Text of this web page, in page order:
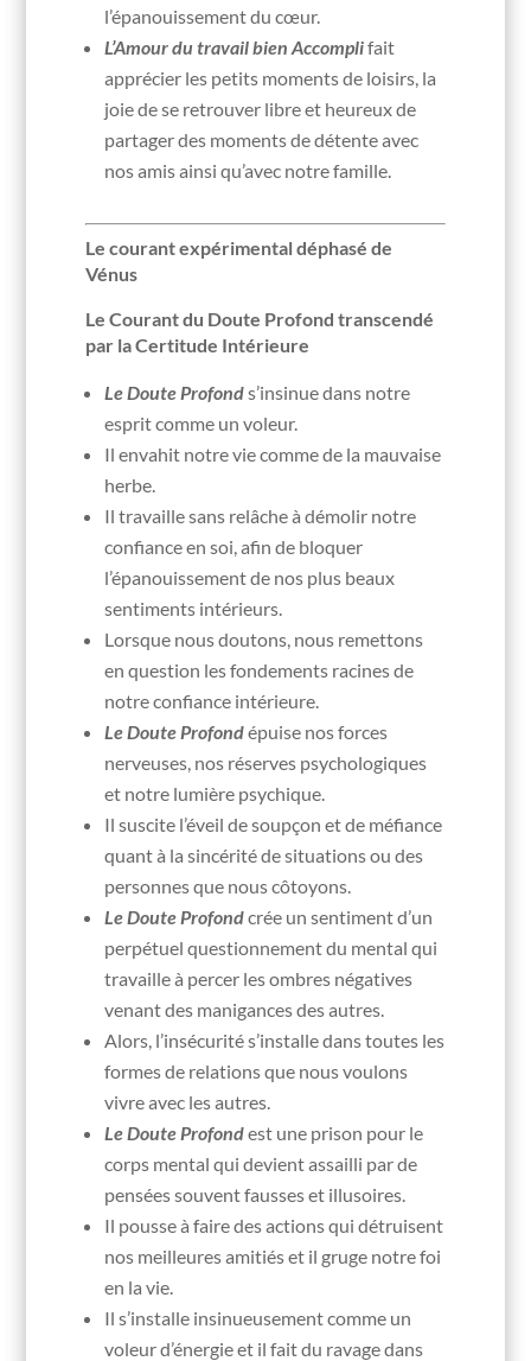
l’épanouissement du cœur.
L’Amour du travail bien Accomplifait
apprécier les petits moments de loisirs, la
joie de se retrouver libre et heureux de
partager des moments de détente avec
nos amis ainsi qu’avec notre famille.
Le courant expérimental déphasé de
Vénus
Le Courant du Doute Profond transcendé
par la Certitude Intérieure
Le Doute Profonds’insinue dans notre
esprit comme un voleur.
Il envahit notre vie comme de la mauvaise
herbe.
Il travaille sans relâche à démolir notre
confiance en soi, afin de bloquer
l’épanouissement de nos plus beaux
sentiments intérieurs.
Lorsque nous doutons, nous remettons
en question les fondements racines de
notre confiance intérieure.
Le Doute Profondépuise nos forces
nerveuses, nos réserves psychologiques
et notre lumière psychique.
Il suscite l’éveil de soupçon et de méfiance
quant à la sincérité de situations ou des
personnes que nous côtoyons.
Le Doute Profondcrée un sentiment d’un
perpétuel questionnement du mental qui
travaille à percer les ombres négatives
venant des manigances des autres.
Alors, l’insécurité s’installe dans toutes les
formes de relations que nous voulons
vivre avec les autres.
Le Doute Profondest une prison pour le
corps mental qui devient assailli par de
pensées souvent fausses et illusoires.
Il pousse à faire des actions qui détruisent
nos meilleures amitiés et il gruge notre foi
en la vie.
Il s’installe insinueusement comme un
voleur d’énergie et il fait du ravage dans